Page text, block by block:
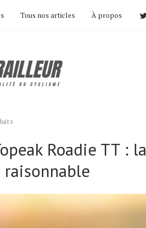
Tous nos articles À propos
Roadie TT : la